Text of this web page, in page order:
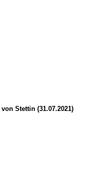
Stettin (31.07.2021)